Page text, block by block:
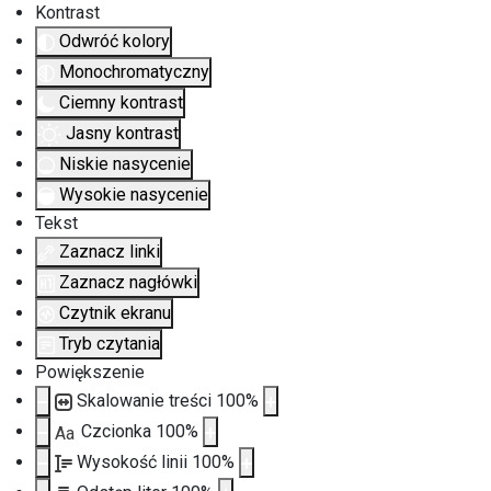
Kontrast
Odwróć kolory
Monochromatyczny
Ciemny kontrast
Jasny kontrast
Niskie nasycenie
Wysokie nasycenie
Tekst
Zaznacz linki
Zaznacz nagłówki
Czytnik ekranu
Tryb czytania
Powiększenie
Skalowanie treści 100%
Aa Czcionka 100%
Wysokość linii 100%